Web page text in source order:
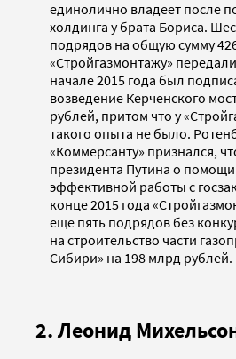
единолично владеет после
холдинга у брата Бориса.
подрядов на общую сумму
«Стройгазмонтажу»
начале 2015 года был
возведение Керченского
рублей, притом что у
такого опыта не было.
«Коммерсанту» признался,
президента Путина о
эффективной работы с
конце 2015 года
еще пять подрядов без
на строительство части
Сибири» на 198 млрд рублей.
2. Леонид